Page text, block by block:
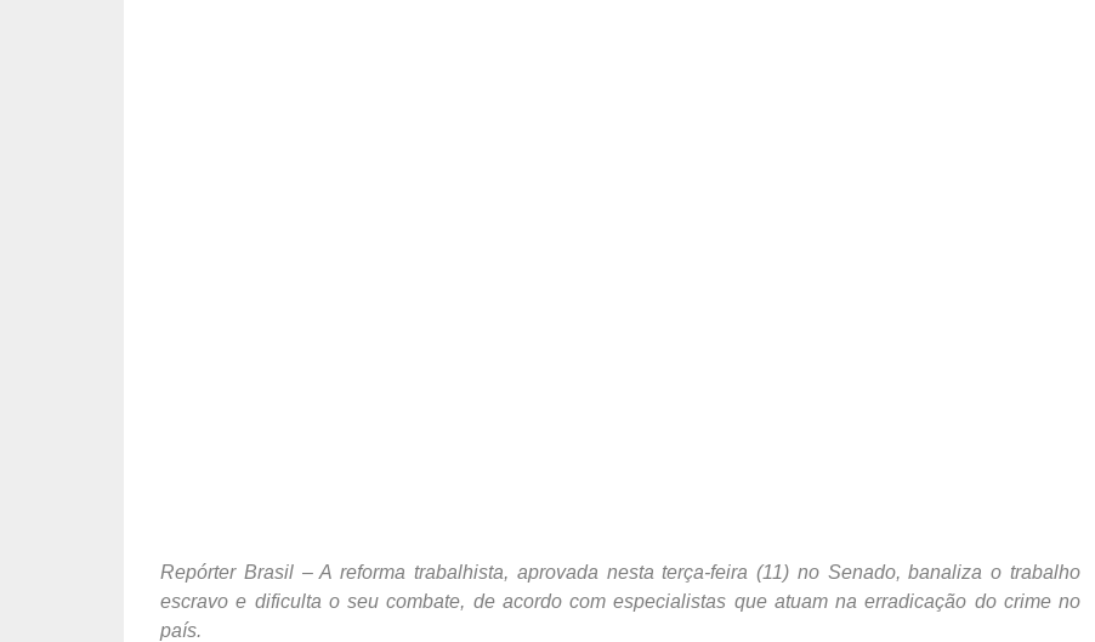
Repórter Brasil – A reforma trabalhista, aprovada nesta terça-feira (11) no Senado, banaliza o trabalho
escravo e dificulta o seu combate, de acordo com especialistas que atuam na erradicação do crime no
país.